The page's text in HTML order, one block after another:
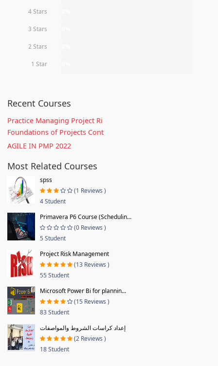
4 Stars
3 Stars
2 Stars
1 Star
Recent Courses
Practice Managing Project Ri
Foundations of Projects Cont
AGILE IN PMP 2022
Most Related Courses
spss
(1 Reviews )
4 Student
Primavera P6 Course (Schedulin...
(0 Reviews )
5 Student
Project Risk Management
(13 Reviews )
55 Student
Microsoft Power Bi for plannin...
(15 Reviews )
83 Student
إعداد كراسات الشروط والمواصفات
(2 Reviews )
18 Student